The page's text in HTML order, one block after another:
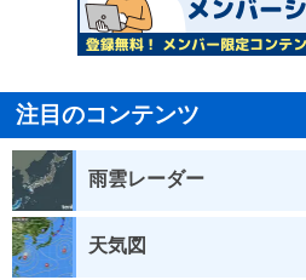
注目のコンテンツ
雨雲レーダー
天気図